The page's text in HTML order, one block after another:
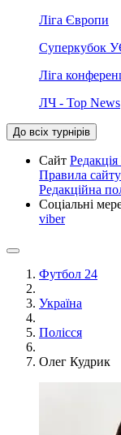
Ліга Європи
Суперкубок
Ліга
ЛЧ - Top News
До всіх турнірів
Сайт Редакція
Правила сайту
Редакційна
Соціальні
viber
Футбол 24
Україна
Полісся
Олег Кудрик